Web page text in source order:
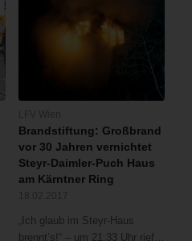
Brandstiftung: Großbrand
vor 30 Jahren vernichtet
Steyr-Daimler-Puch Haus
am Kärntner Ring
„Ich glaub im Steyr-Haus
brennt’s!“ – um 21:33 Uhr rief…